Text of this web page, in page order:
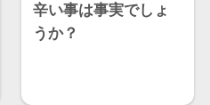
辛い事は事実でしょ
うか？